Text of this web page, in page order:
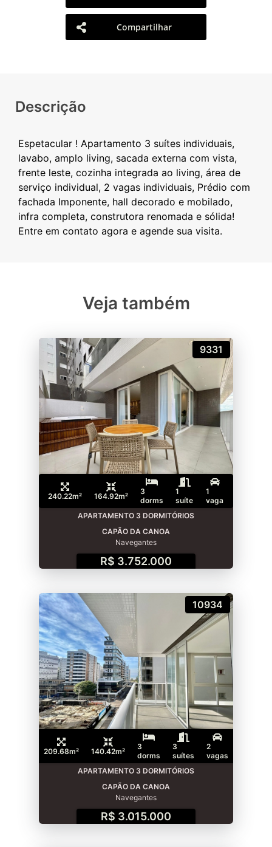
Compartilhar
Descrição
Espetacular ! Apartamento 3 suítes individuais,
lavabo, amplo living, sacada externa com vista,
frente leste, cozinha integrada ao living, área de
serviço individual, 2 vagas individuais, Prédio com
fachada Imponente, hall decorado e mobilado,
infra completa, construtora renomada e sólida!
Veja também
9331
240.22m² 164.92m²
3
dorms
1
suíte
1
vaga
APARTAMENTO 3 DORMITÓRIOS
CAPÃO DA CANOA
Navegantes
R$ 3.752.000
10934
209.68m² 140.42m²
3
dorms
3
suítes
2
vagas
APARTAMENTO 3 DORMITÓRIOS
CAPÃO DA CANOA
Navegantes
R$ 3.015.000